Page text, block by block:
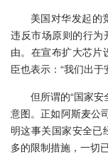
美国对华发起的
违反市场原则的行为
由。在宣布扩大芯片
臣也表示：“我们出
但所谓的“国家安
意图。正如阿斯麦公
明这事关国家安全已
多的限制措施，一切